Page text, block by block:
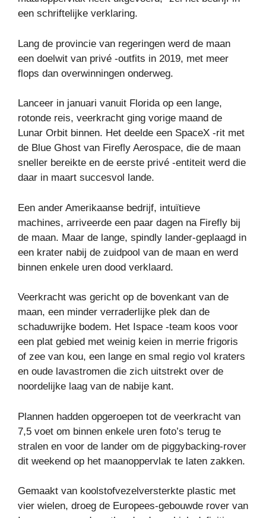
een schriftelijke verklaring.
Lang de provincie van regeringen werd de maan
een doelwit van privé -outfits in 2019, met meer
flops dan overwinningen onderweg.
Lanceer in januari vanuit Florida op een lange,
rotonde reis, veerkracht ging vorige maand de
Lunar Orbit binnen. Het deelde een SpaceX -rit met
de Blue Ghost van Firefly Aerospace, die de maan
sneller bereikte en de eerste privé -entiteit werd die
daar in maart succesvol lande.
Een ander Amerikaanse bedrijf, intuïtieve
machines, arriveerde een paar dagen na Firefly bij
de maan. Maar de lange, spindly lander-geplaagd in
een krater nabij de zuidpool van de maan en werd
binnen enkele uren dood verklaard.
Veerkracht was gericht op de bovenkant van de
maan, een minder verraderlijke plek dan de
schaduwrijke bodem. Het Ispace -team koos voor
een plat gebied met weinig keien in merrie frigoris
of zee van kou, een lange en smal regio vol kraters
en oude lavastromen die zich uitstrekt over de
noordelijke laag van de nabije kant.
Plannen hadden opgeroepen tot de veerkracht van
7,5 voet om binnen enkele uren foto’s terug te
stralen en voor de lander om de piggybacking-rover
dit weekend op het maanoppervlak te laten zakken.
Gemaakt van koolstofvezelversterkte plastic met
vier wielen, droeg de Europees-gebouwde rover van